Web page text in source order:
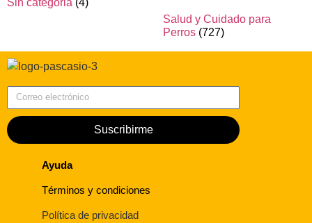
Salud y Cuidado para
Perros (727)
Suscribirme
Ayuda
Términos y condiciones
Política de privacidad